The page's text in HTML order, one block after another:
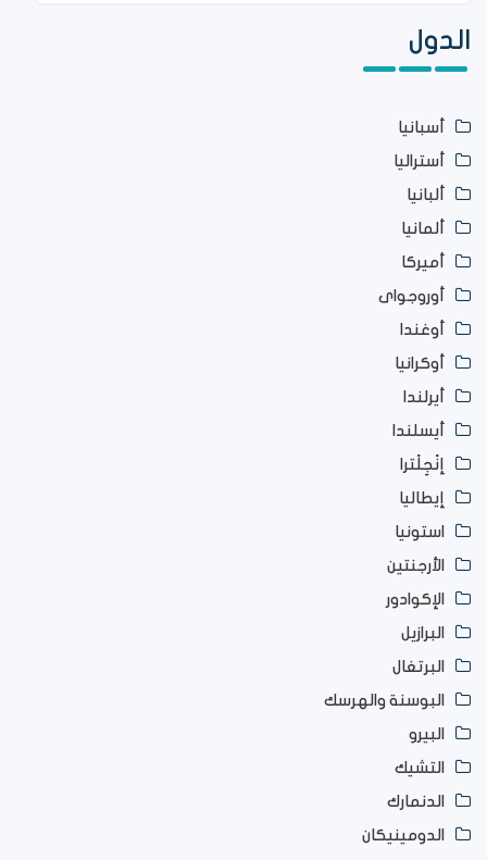
الدول
أسبانيا
أستراليا
ألبانيا
ألمانيا
أميركا
أوروجواى
أوغندا
أوكرانيا
أيرلندا
أيسلندا
إنْجِلْترا
إيطاليا
استونيا
الأرجنتين
الإكوادور
البرازيل
البرتغال
البوسنة والهرسك
البيرو
التشيك
الدنمارك
الدومينيكان